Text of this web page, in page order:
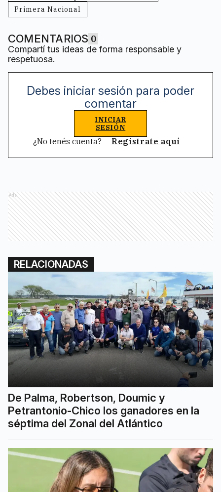
Primera Nacional
COMENTARIOS 0
Compartí tus ideas de forma responsable y
respetuosa.
Debes iniciar sesión para poder
comentar
INICIAR
SESIÓN
¿No tenés cuenta? Registrate aquí
Ads
RELACIONADAS
De Palma, Robertson, Doumic y
Petrantonio-Chico los ganadores en la
séptima del Zonal del Atlántico